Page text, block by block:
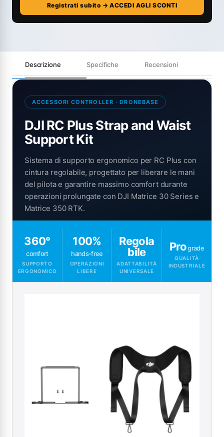
Registrati subito → ACCEDI AGLI SCONTI
Descrizione Specifiche Recensioni
ACCESSORI CONTROLLER · DRONEBASE
DJI RC Plus Strap and Waist
Support Kit
Sistema di supporto ergonomico per RC Plus con
cintura regolabile, progettato per liberare le mani
del pilota e garantire massimo comfort durante
operazioni prolungate con DJI Matrice 30 Series e
Matrice 350 RTK.
360°
comfort
SUPPORTO
ERGONOMICO
100%
hands-free
OPERAZIONI
LIBERE
Regola
bile
ADATTABILITÀ
UNIVERSALE
Prograde
QUALITÀ
INDUSTRIALE